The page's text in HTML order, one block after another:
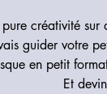
créativité
guider votre
en petit
Et